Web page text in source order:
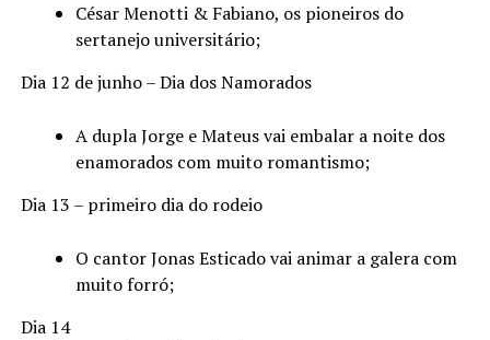
César Menotti & Fabiano, os pioneiros do
sertanejo universitário;
Dia 12 de junho – Dia dos Namorados
A dupla Jorge e Mateus vai embalar a noite dos
enamorados com muito romantismo;
Dia 13 – primeiro dia do rodeio
O cantor Jonas Esticado vai animar a galera com
muito forró;
Dia 14